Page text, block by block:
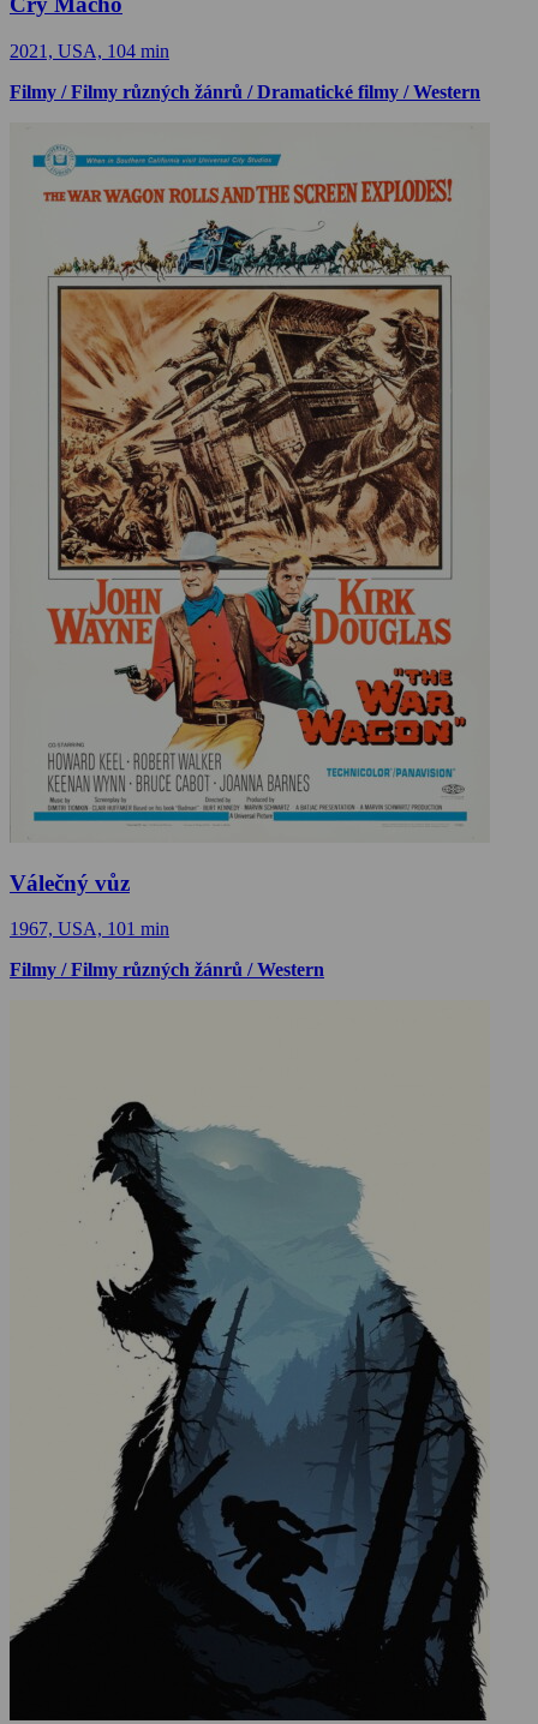
2021, USA, 104 min
Filmy / Filmy různých žánrů / Dramatické filmy / Western
Válečný vůz
1967, USA, 101 min
Filmy / Filmy různých žánrů / Western